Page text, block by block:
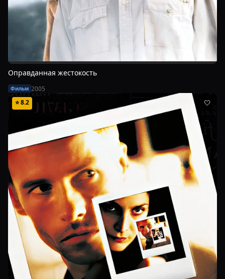
Оправданная жестокость
Фильм 2005
⭐8.2 🤍